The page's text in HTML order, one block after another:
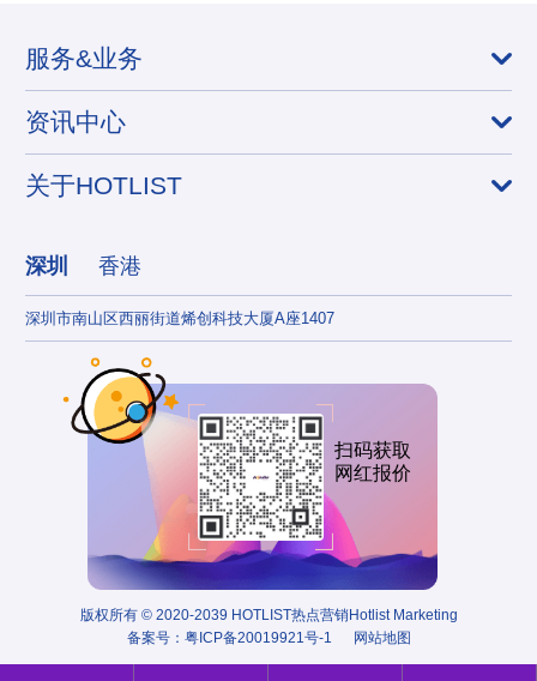
服务&业务
资讯中心
关于HOTLIST
深圳 香港
深圳市南山区西丽街道烯创科技大厦A座1407
扫码获取
网红报价
版权所有 © 2020-2039 HOTLIST热点营销Hotlist Marketing
备案号： 粤ICP备20019921号-1 网站地图